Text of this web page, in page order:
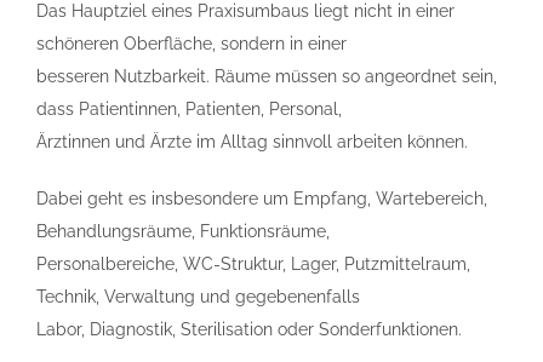
Das Hauptziel eines Praxisumbaus liegt nicht in einer
schöneren Oberfläche, sondern in einer
besseren Nutzbarkeit. Räume müssen so angeordnet sein,
dass Patientinnen, Patienten, Personal,
Ärztinnen und Ärzte im Alltag sinnvoll arbeiten können.
Dabei geht es insbesondere um Empfang, Wartebereich,
Behandlungsräume, Funktionsräume,
Personalbereiche, WC-Struktur, Lager, Putzmittelraum,
Technik, Verwaltung und gegebenenfalls
Labor, Diagnostik, Sterilisation oder Sonderfunktionen.